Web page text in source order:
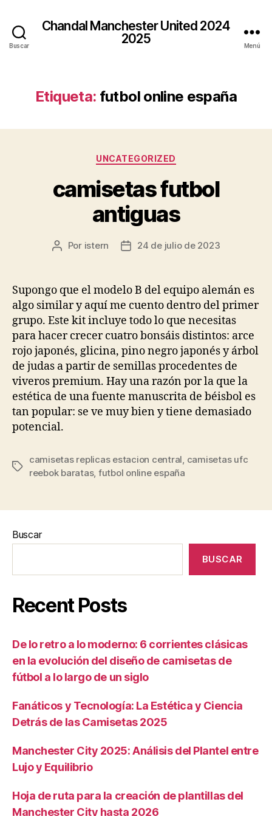
Buscar
Chandal Manchester United 2024
2025
Menú
Etiqueta: futbol online españa
Categorías
UNCATEGORIZED
camisetas futbol
antiguas
Autor
entrada
Por istern
Fecha
entrada
24 de julio de 2023
Supongo que el modelo B del equipo alemán es
algo similar y aquí me cuento dentro del primer
grupo. Este kit incluye todo lo que necesitas
para hacer crecer cuatro bonsáis distintos: arce
rojo japonés, glicina, pino negro japonés y árbol
de judas a partir de semillas procedentes de
viveros premium. Hay una razón por la que la
estética de una fuente manuscrita de béisbol es
tan popular: se ve muy bien y tiene demasiado
potencial.
Etiquetas
camisetas replicas estacion central camisetas ufc
reebok baratas, futbol online españa
Buscar
BUSCAR
Recent Posts
De lo retro a lo moderno: 6 corrientes clásicas
en la evolución del diseño de camisetas de
fútbol a lo largo de un siglo
Fanáticos y Tecnología: La Estética y Ciencia
Detrás de las Camisetas 2025
Manchester City 2025: Análisis del Plantel entre
Lujo y Equilibrio
Hoja de ruta para la creación de plantillas del
Manchester City hasta 2026